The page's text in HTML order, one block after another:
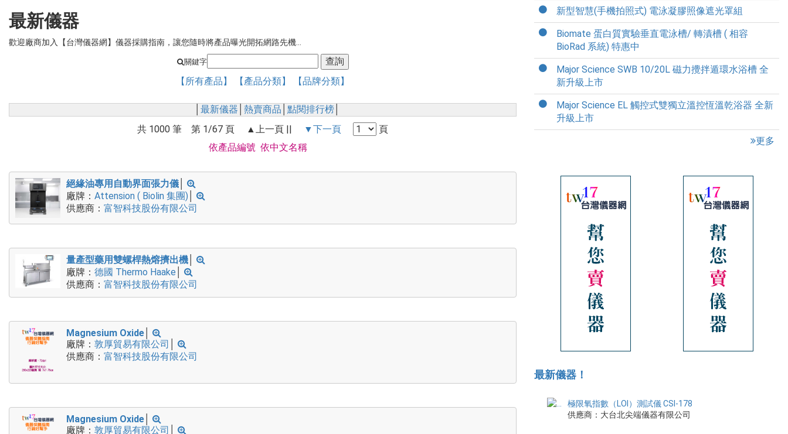
最新儀器
歡迎廠商加入【台灣儀器網】儀器採購指南，讓您隨時將產品曝光開拓網路先機...
關鍵字
【所有產品】 【產品分類】 【品牌分類】
最新儀器 熱賣商品 點閱排行榜
共 1000 筆 第 1/67 頁 ▲上一頁 ||
▼下一頁
頁
依產品編號 依中文名稱
絕緣油專用自動界面張力儀
廠牌： Attension ( Biolin 集團)
供應商： 富智科技股份有限公司
量產型藥用雙螺桿熱熔擠出機
廠牌： 德國 Thermo Haake
供應商： 富智科技股份有限公司
Magnesium Oxide
廠牌： 敦厚貿易有限公司
供應商： 富智科技股份有限公司
Magnesium Oxide
廠牌： 敦厚貿易有限公司
新型智慧(手機拍照式) 電泳凝膠照像遮光罩組
Biomate 蛋白質實驗垂直電泳槽/ 轉漬槽 ( 相容
BioRad 系統) 特惠中
Major Science SWB 10/20L 磁力攪拌遁環水浴槽 全
新升級上市
Major Science EL 觸控式雙獨立溫控恆溫乾浴器 全新
升級上市
更多
最新儀器！
極限氧指數（LOI）測試儀 CSI-178
供應商：大台北尖端儀器有限公司